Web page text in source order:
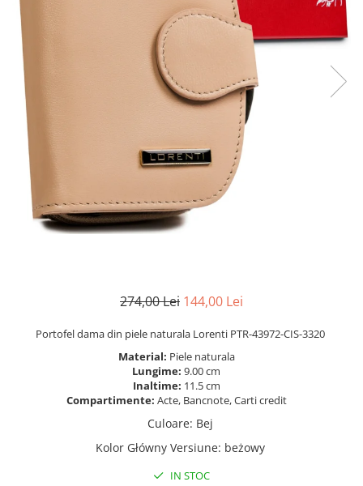
274,00 Lei 144,00 Lei
Portofel dama din piele naturala Lorenti PTR-43972-CIS-3320
Material: Piele naturala
Lungime: 9.00 cm
Inaltime: 11.5 cm
Compartimente: Acte, Bancnote, Carti credit
Culoare: Bej
Kolor Główny Versiune: beżowy
IN STOC